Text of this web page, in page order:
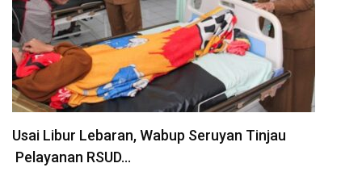
Usai Libur Lebaran, Wabup Seruyan Tinjau
Pelayanan RSUD…